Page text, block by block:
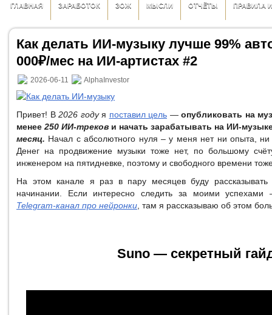
ГЛАВНАЯ ЗАРАБОТОК ЗОЖ МЫСЛИ ОТЧЁТЫ ПРАВИЛА
Как делать ИИ-музыку лучше 99%
000₽/мес на ИИ-артистах #2
2026-06-11 AlphaInvestor
Привет! В 2026 годуя поставил цель — опубликовать на
менее 250 ИИ-треков и начать зарабатывать на ИИ-
месяц. Начал с абсолютного нуля – у меня нет ни опыта, ни
Денег на продвижение музыки тоже нет, по большому
инженером на пятидневке, поэтому и свободного времени
На этом канале я раз в пару месяцев буду
начинании. Если интересно следить за моими
Telegram-канал про нейронки , там я рассказываю об этом
Suno — секретный